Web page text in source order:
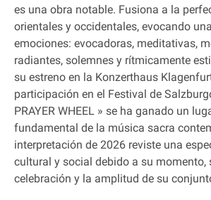
es una obra notable. Fusiona a la
orientales y occidentales, evocando
emociones: evocadoras, meditativas,
radiantes, solemnes y rítmicamente
su estreno en la Konzerthaus
participación en el Festival de
PRAYER WHEEL » se ha ganado un
fundamental de la música sacra
interpretación de 2026 reviste una
cultural y social debido a su momento,
celebración y la amplitud de su